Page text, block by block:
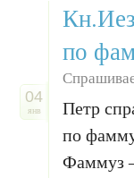
04
янв
по
Петр
по
Фаммуз